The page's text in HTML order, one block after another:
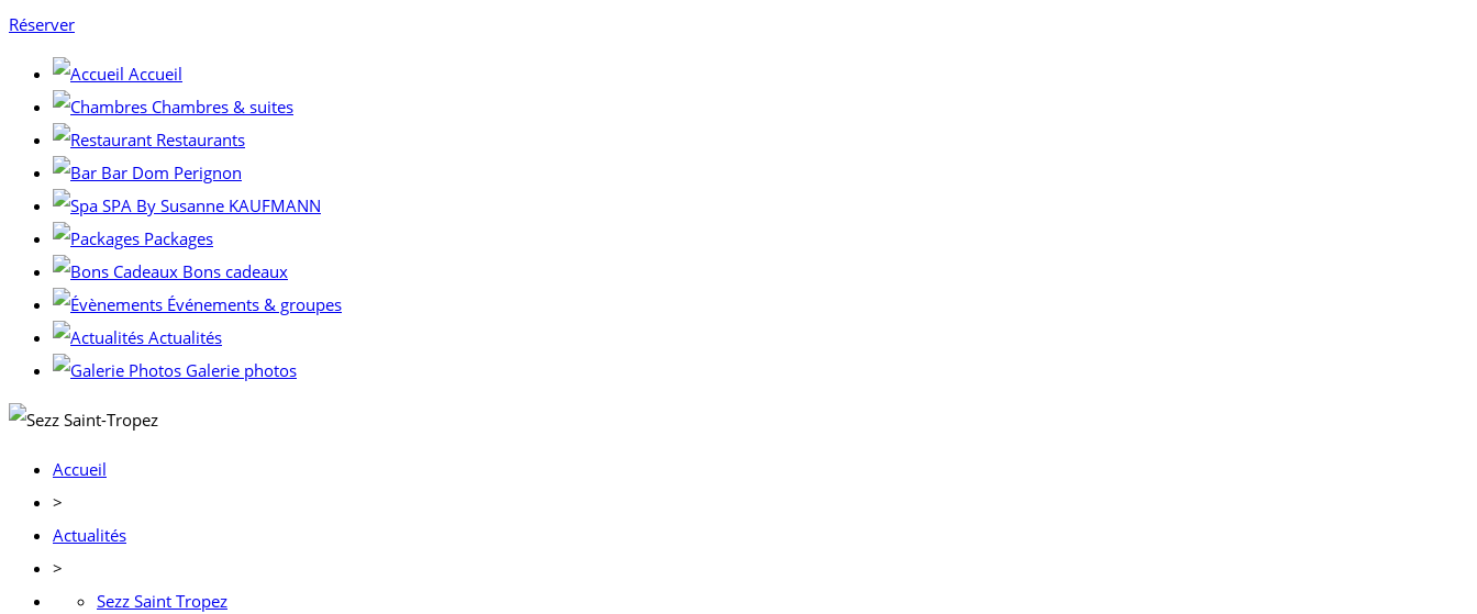
Réserver
Accueil
Chambres & suites
Restaurants
Bar Dom Perignon
SPA By Susanne KAUFMANN
Packages
Bons cadeaux
Événements & groupes
Actualités
Galerie photos
Accueil
>
Actualités
>
Sezz Saint Tropez